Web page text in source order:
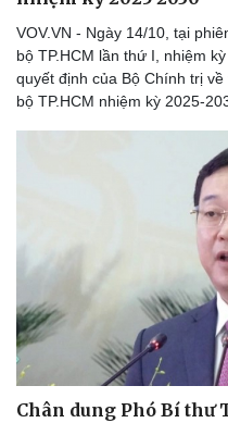
VOV.VN - Ngày 14/10, tại
bộ TP.HCM lần thứ I, nhiệm
quyết định của Bộ Chính trị
bộ TP.HCM nhiệm kỳ 2025-
Chân dung Phó Bí thư